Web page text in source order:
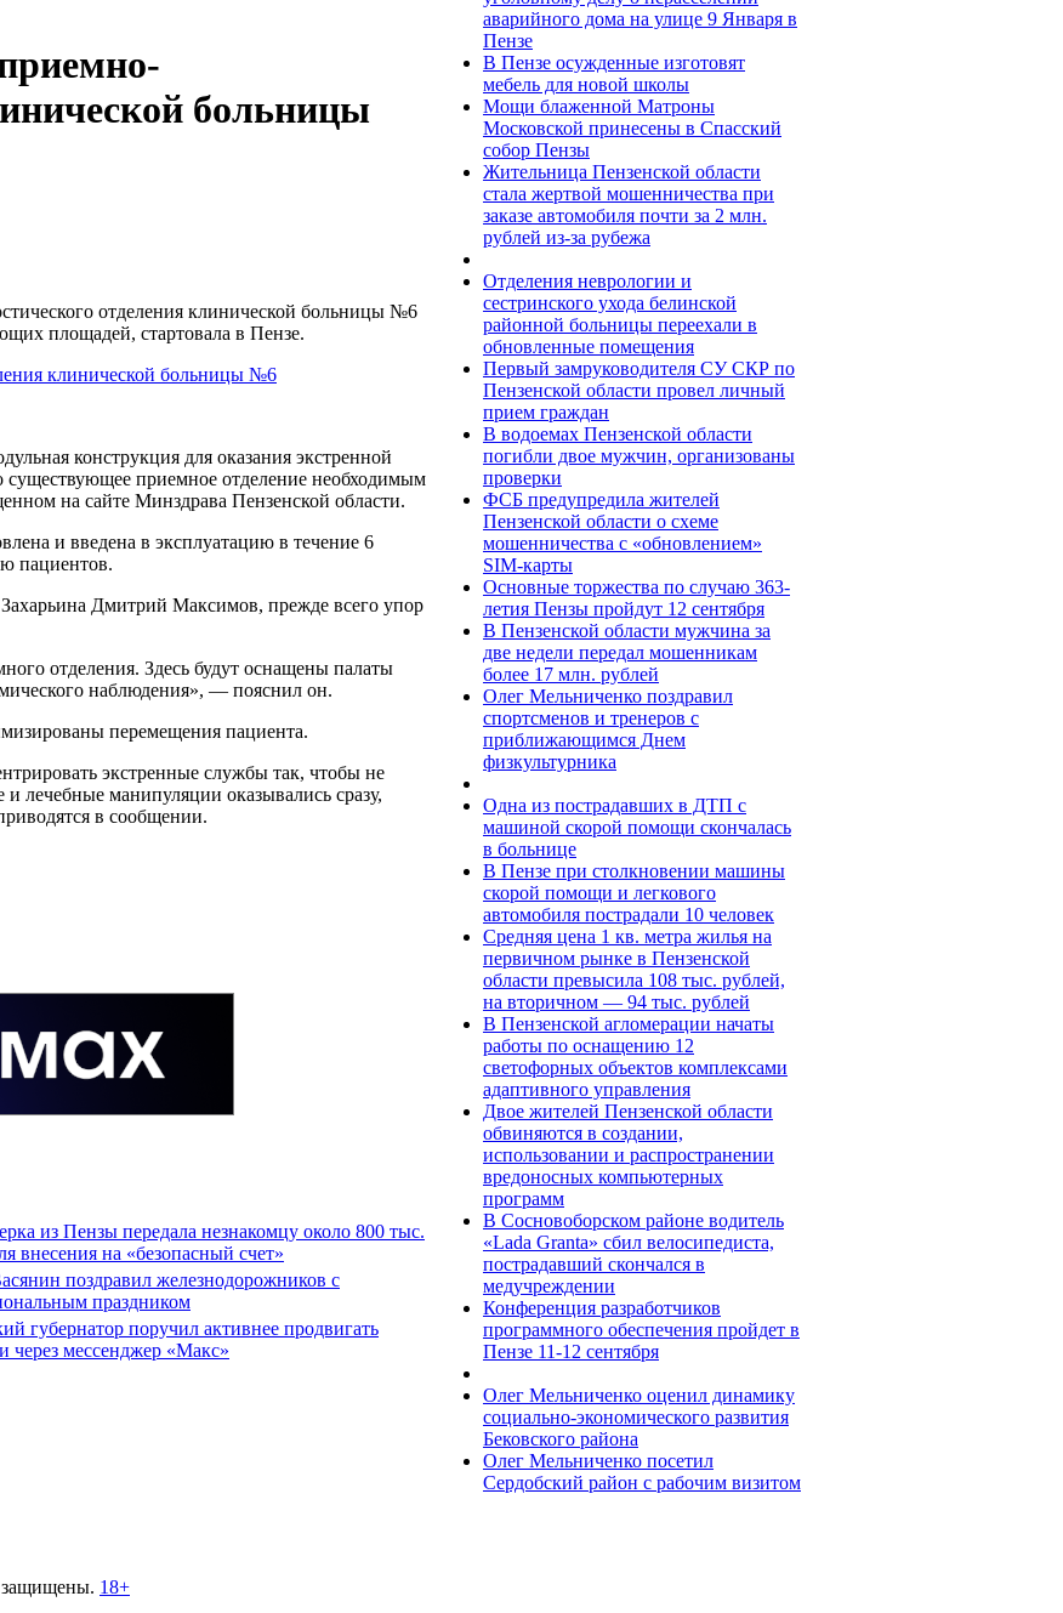
больницы
отделения клинической больницы №6
площадей, стартовала в Пензе.
конструкция для оказания экстренной
приемное отделение необходимым
на сайте Минздрава Пензенской области.
и введена в эксплуатацию в течение 6
пациентов.
Дмитрий Максимов, прежде всего упор
отделения. Здесь будут оснащены палаты
наблюдения», — пояснил он.
перемещения пациента.
экстренные службы так, чтобы не
и лечебные манипуляции оказывались сразу,
в сообщении.
из Пензы передала незнакомцу около 800 тыс.
внесения на «безопасный счет»
поздравил железнодорожников с
праздником
губернатор поручил активнее продвигать
через мессенджер «Макс»
аварийного дома на улице 9 Января в
Пензе
В Пензе осужденные изготовят
мебель для новой школы
Мощи блаженной Матроны
Московской принесены в Спасский
собор Пензы
Жительница Пензенской области
стала жертвой мошенничества при
заказе автомобиля почти за 2 млн.
рублей из-за рубежа
Отделения неврологии и
сестринского ухода белинской
районной больницы переехали в
обновленные помещения
Первый замруководителя СУ СКР по
Пензенской области провел личный
прием граждан
В водоемах Пензенской области
погибли двое мужчин, организованы
проверки
ФСБ предупредила жителей
Пензенской области о схеме
мошенничества c «обновлением»
SIM-карты
Основные торжества по случаю 363-
летия Пензы пройдут 12 сентября
В Пензенской области мужчина за
две недели передал мошенникам
более 17 млн. рублей
Олег Мельниченко поздравил
спортсменов и тренеров с
приближающимся Днем
физкультурника
Одна из пострадавших в ДТП с
машиной скорой помощи скончалась
в больнице
В Пензе при столкновении машины
скорой помощи и легкового
автомобиля пострадали 10 человек
Средняя цена 1 кв. метра жилья на
первичном рынке в Пензенской
области превысила 108 тыс. рублей,
на вторичном — 94 тыс. рублей
В Пензенской агломерации начаты
работы по оснащению 12
светофорных объектов комплексами
адаптивного управления
Двое жителей Пензенской области
обвиняются в создании,
использовании и распространении
вредоносных компьютерных
программ
В Сосновоборском районе водитель
«Lada Granta» сбил велосипедиста,
пострадавший скончался в
медучреждении
Конференция разработчиков
программного обеспечения пройдет в
Пензе 11-12 сентября
Олег Мельниченко оценил динамику
социально-экономического развития
Бековского района
Олег Мельниченко посетил
Сердобский район с рабочим визитом
защищены. 18+